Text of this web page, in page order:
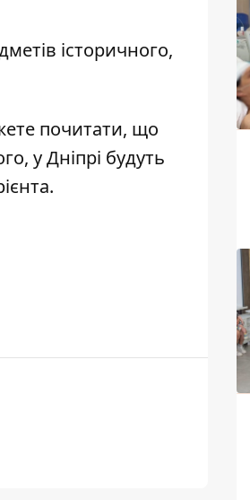
історичного,
почитати, що
у Дніпрі будуть
.